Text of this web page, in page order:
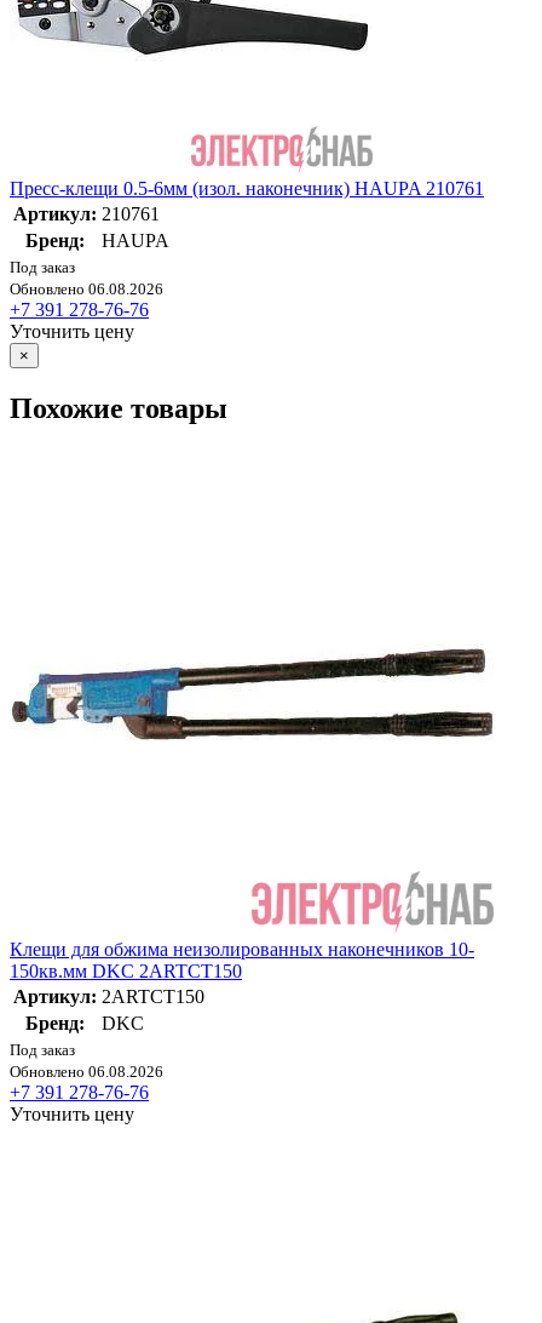
Пресс-клещи 0.5-6мм (изол. наконечник) HAUPA 210761
Артикул: 210761
Бренд:
HAUPA
Под заказ
Обновлено 06.08.2026
+7 391 278-76-76
Уточнить цену
×
Похожие товары
Клещи для обжима неизолированных наконечников 10-
150кв.мм DKC 2ARTCT150
Артикул: 2ARTCT150
Бренд:
DKC
Под заказ
Обновлено 06.08.2026
+7 391 278-76-76
Уточнить цену